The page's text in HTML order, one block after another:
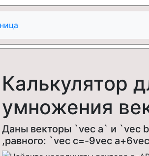
Калькулятор
умножения
Даны векторы `vec a` и `vec
,равного: `vec c=-9vec